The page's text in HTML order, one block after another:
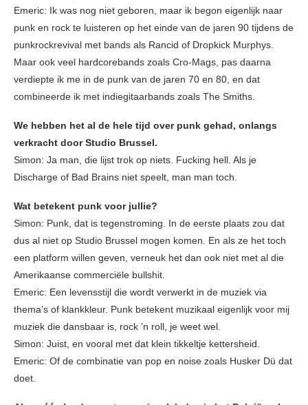
Emeric: Ik was nog niet geboren, maar ik begon eigenlijk naar
punk en rock te luisteren op het einde van de jaren 90 tijdens de
punkrockrevival met bands als Rancid of Dropkick Murphys.
Maar ook veel hardcorebands zoals Cro-Mags, pas daarna
verdiepte ik me in de punk van de jaren 70 en 80, en dat
combineerde ik met indiegitaarbands zoals The Smiths.
We hebben het al de hele tijd over punk gehad, onlangs
verkracht door Studio Brussel.
Simon: Ja man, die lijst trok op niets. Fucking hell. Als je
Discharge of Bad Brains niet speelt, man man toch.
Wat betekent punk voor jullie?
Simon: Punk, dat is tegenstroming. In de eerste plaats zou dat
dus al niet op Studio Brussel mogen komen. En als ze het toch
een platform willen geven, verneuk het dan ook niet met al die
Amerikaanse commerciële bullshit.
Emeric: Een levensstijl die wordt verwerkt in de muziek via
thema’s of klankkleur. Punk betekent muzikaal eigenlijk voor mij
muziek die dansbaar is, rock ’n roll, je weet wel.
Simon: Juist, en vooral met dat klein tikkeltje kettersheid.
Emeric: Of de combinatie van pop en noise zoals Husker Dü dat
doet.